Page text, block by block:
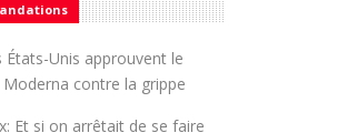
Unis approuvent le
contre la grippe
Et si on arrêtait de se faire